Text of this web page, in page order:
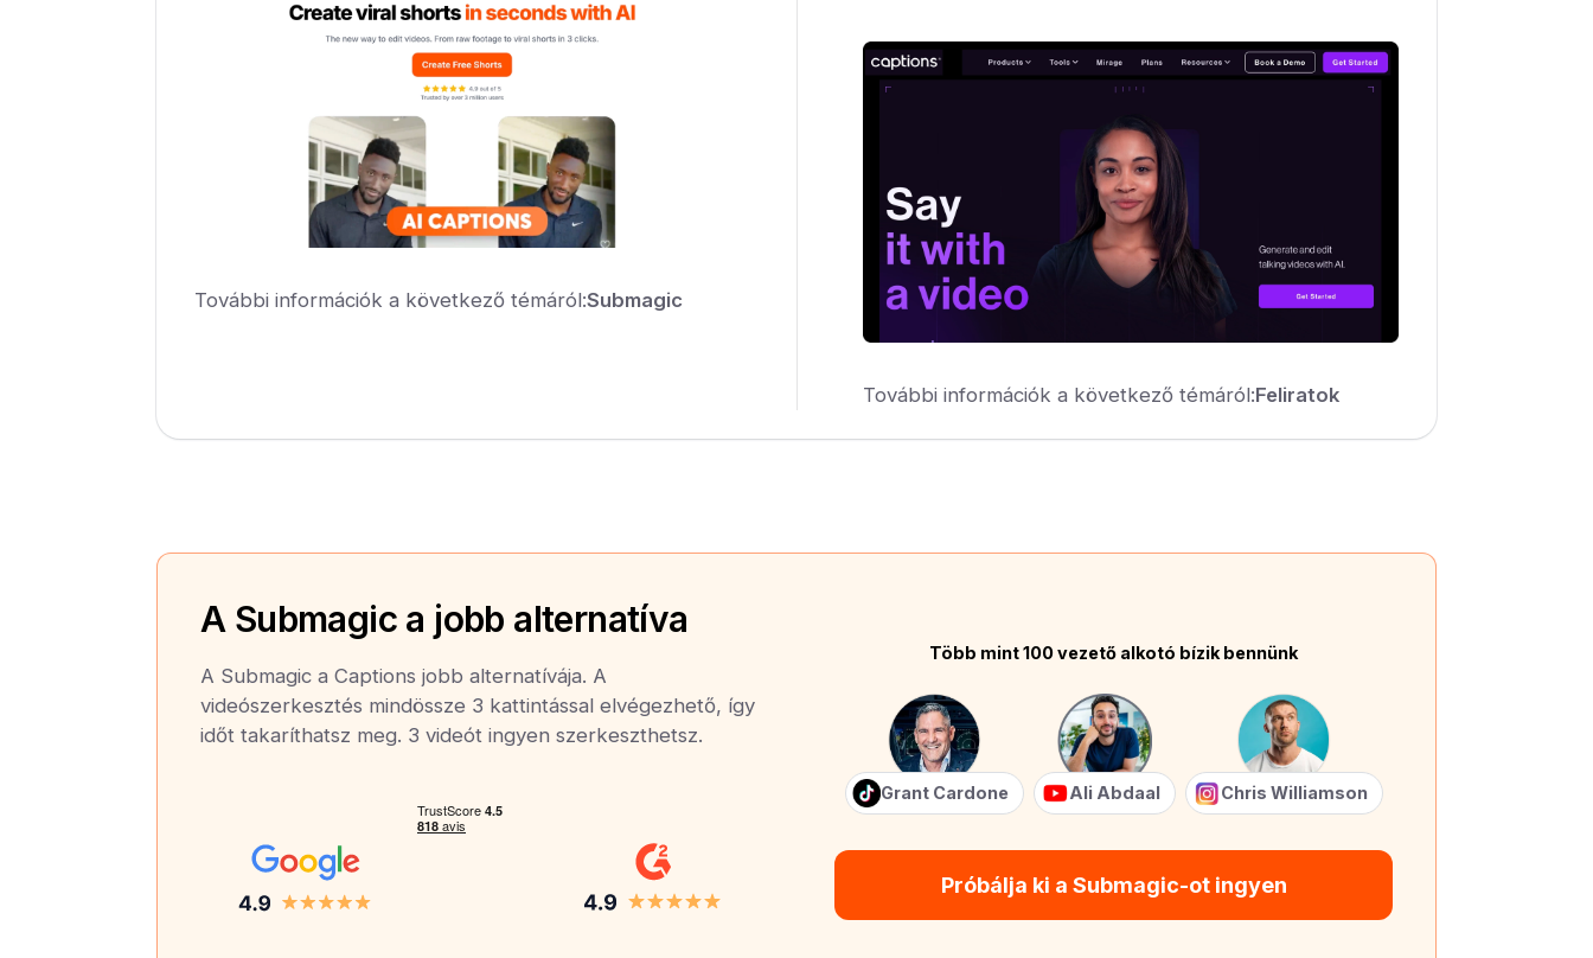
További információk a következő témáról:Submagic
További információk a következő témáról:Feliratok
A Submagic a jobb alternatíva
A Submagic a Captions jobb alternatívája. A
videószerkesztés mindössze 3 kattintással elvégezhető, így
időt takaríthatsz meg. 3 videót ingyen szerkeszthetsz.
Több mint 100 vezető alkotó bízik bennünk
Grant Cardone Ali Abdaal Chris Williamson
Próbálja ki a Submagic-ot ingyen